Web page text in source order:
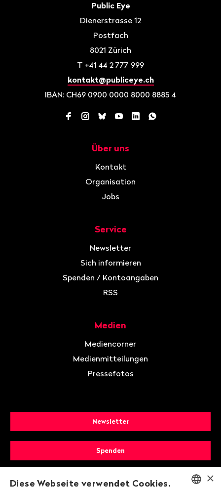
Public Eye
Dienerstrasse 12
Postfach
8021 Zürich
T +41 44 2 777 999
kontakt@publiceye.ch
IBAN: CH69 0900 0000 8000 8885 4
Facebook
Instagram
BlueskyYouTube
LinkedInWhatsApp
Über uns
Kontakt
Organisation
Jobs
Service
Newsletter
Sich informieren
Spenden / Kontoangaben
RSS
Medien
Mediencorner
Medienmitteilungen
Pressefotos
Newsletter
Spenden
Mitglied werden ×
Diese Webseite verwendet Cookies.